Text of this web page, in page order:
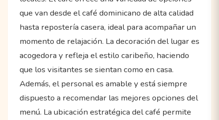
que van desde el café dominicano de alta calidad
hasta repostería casera, ideal para acompañar un
momento de relajación. La decoración del lugar es
acogedora y refleja el estilo caribeño, haciendo
que los visitantes se sientan como en casa.
Además, el personal es amable y está siempre
dispuesto a recomendar las mejores opciones del
menú. La ubicación estratégica del café permite